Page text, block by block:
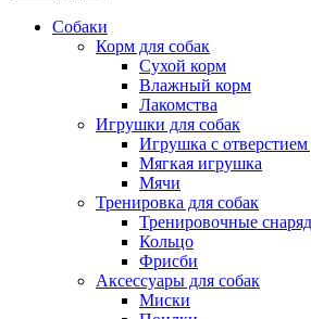
Собаки
Корм для собак
Сухой корм
Влажный корм
Лакомства
Игрушки для собак
Игрушка с отверстием
Мягкая игрушка
Мячи
Тренировка для собак
Тренировочные
Кольцо
Фрисби
Аксессуары для собак
Миски